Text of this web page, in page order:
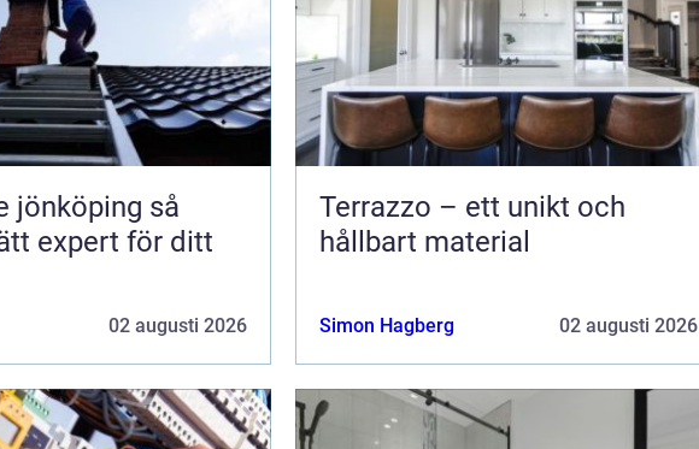
så
expert för ditt
02 augusti 2026
Terrazzo – ett unikt och
hållbart material
Simon Hagberg 02 augusti 2026